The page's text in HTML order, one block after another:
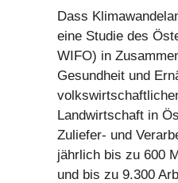
Dass
eine Studie des
WIFO) in
Gesundheit und
Landwirtschaft in
Zuliefer- und
jährlich bis zu 600
und bis zu 9.300